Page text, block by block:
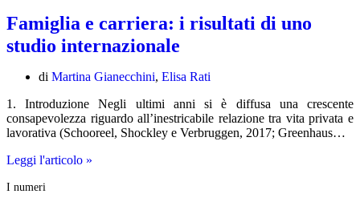
Famiglia e carriera: i risultati di uno
studio internazionale
di Martina Gianecchini, Elisa Rati
1. Introduzione Negli ultimi anni si è diffusa una crescente
consapevolezza riguardo all’inestricabile relazione tra vita privata e
lavorativa (Schooreel, Shockley e Verbruggen, 2017; Greenhaus…
Leggi l'articolo »
I numeri